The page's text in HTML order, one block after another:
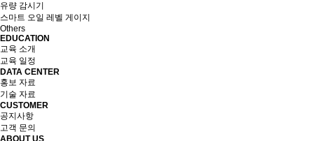
유량 감시기
스마트 오일 레벨 게이지
Others
EDUCATION
교육 소개
교육 일정
DATA CENTER
홍보 자료
기술 자료
CUSTOMER
공지사항
고객 문의